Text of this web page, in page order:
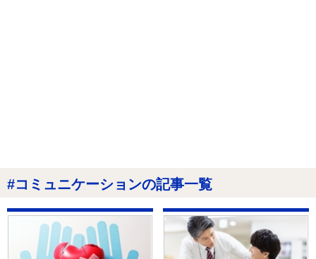
#コミュニケーションの記事一覧